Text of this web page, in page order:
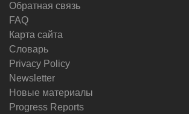
Обратная связь
FAQ
Карта сайта
Словарь
Privacy Policy
Newsletter
Новые материалы
Progress Reports